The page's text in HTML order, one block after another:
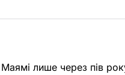
лише через пів